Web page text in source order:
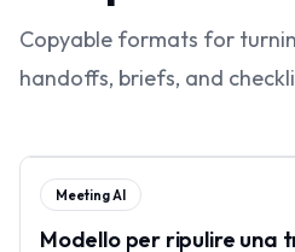
Blog
Modelli
Casi d'uso
Copyable formats for
handoffs, briefs, and
Meeting AI
Modello per ripulire una